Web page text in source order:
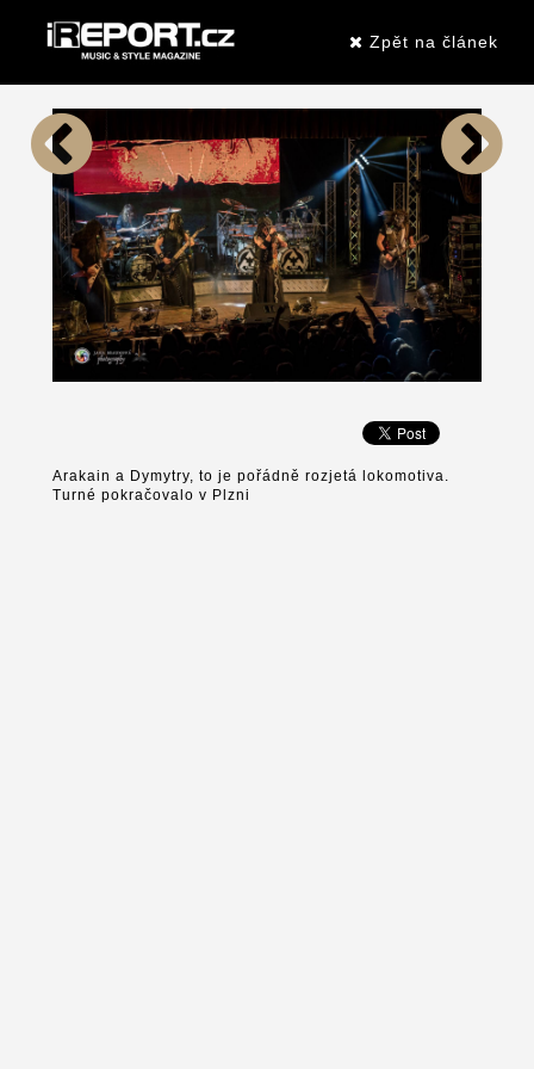
Zpět na článek
Arakain a Dymytry, to je pořádně rozjetá lokomotiva.
Turné pokračovalo v Plzni